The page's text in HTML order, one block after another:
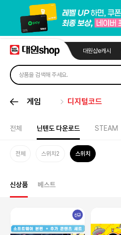
대원샵e캐시
게임 디지털코드
전체 닌텐도 다운로드 STEAM
전체 스위치2 스위치
신상품 베스트
신규